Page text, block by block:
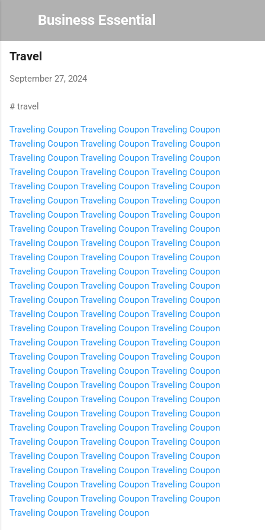
Skip to main content
Business Essential
Travel
September 27, 2024
# travel
Traveling Coupon Traveling Coupon Traveling Coupon
Traveling Coupon Traveling Coupon Traveling Coupon
Traveling Coupon Traveling Coupon Traveling Coupon
Traveling Coupon Traveling Coupon Traveling Coupon
Traveling Coupon Traveling Coupon Traveling Coupon
Traveling Coupon Traveling Coupon Traveling Coupon
Traveling Coupon Traveling Coupon Traveling Coupon
Traveling Coupon Traveling Coupon Traveling Coupon
Traveling Coupon Traveling Coupon Traveling Coupon
Traveling Coupon Traveling Coupon Traveling Coupon
Traveling Coupon Traveling Coupon Traveling Coupon
Traveling Coupon Traveling Coupon Traveling Coupon
Traveling Coupon Traveling Coupon Traveling Coupon
Traveling Coupon Traveling Coupon Traveling Coupon
Traveling Coupon Traveling Coupon Traveling Coupon
Traveling Coupon Traveling Coupon Traveling Coupon
Traveling Coupon Traveling Coupon Traveling Coupon
Traveling Coupon Traveling Coupon Traveling Coupon
Traveling Coupon Traveling Coupon Traveling Coupon
Traveling Coupon Traveling Coupon Traveling Coupon
Traveling Coupon Traveling Coupon Traveling Coupon
Traveling Coupon Traveling Coupon Traveling Coupon
Traveling Coupon Traveling Coupon Traveling Coupon
Traveling Coupon Traveling Coupon Traveling Coupon
Traveling Coupon Traveling Coupon Traveling Coupon
Traveling Coupon Traveling Coupon Traveling Coupon
Traveling Coupon Traveling Coupon Traveling Coupon
Traveling Coupon Traveling Coupon